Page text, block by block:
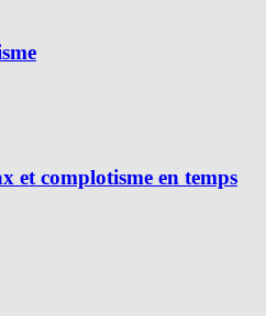
et complotisme en temps